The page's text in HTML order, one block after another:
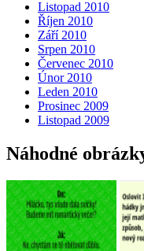
Listopad 2010
Říjen 2010
Září 2010
Srpen 2010
Červenec 2010
Únor 2010
Leden 2010
Prosinec 2009
Listopad 2009
Náhodné